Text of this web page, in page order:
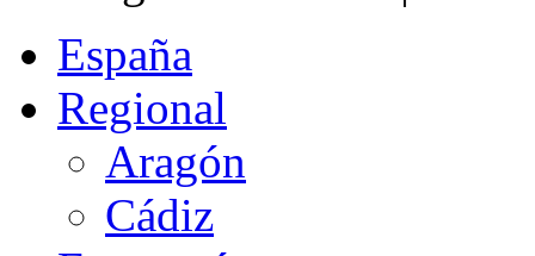
España
Regional
Aragón
Cádiz